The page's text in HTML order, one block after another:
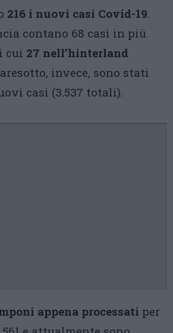
216 i nuovi casi Covid-19.
contano 68 casi in più
cui 27 nell’hinterland
invece, sono stati
casi (3.537 totali).
appena processati per